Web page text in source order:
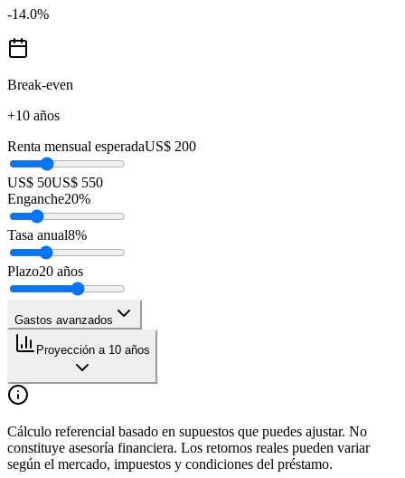
-14.0%
Break-even
+10 años
Renta mensual esperadaUS$ 200
US$ 50US$ 550
Enganche20%
Tasa anual8%
Plazo20 años
Gastos avanzados
Proyección a 10 años
Cálculo referencial basado en supuestos que puedes ajustar. No
constituye asesoría financiera. Los retornos reales pueden variar
según el mercado, impuestos y condiciones del préstamo.